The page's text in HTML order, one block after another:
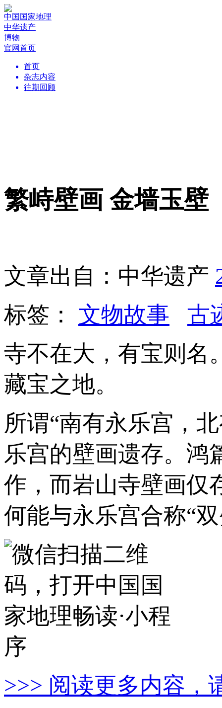
中国国家地理
中华遗产
博物
官网首页
首页
杂志内容
往期回顾
繁峙壁画 金墙玉壁
文章出自：中华遗产
标签： 文物故事
古
寺不在大，有宝则名
藏宝之地。
所谓“南有永乐宫，
乐宫的壁画遗存。鸿
作，而岩山寺壁画仅
何能与永乐宫合称“
>>> 阅读更多内容，